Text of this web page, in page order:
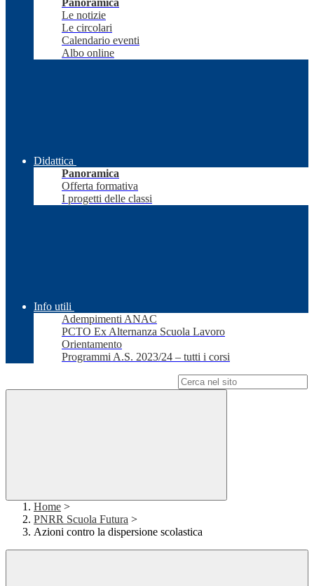
Panoramica
Le notizie
Le circolari
Calendario eventi
Albo online
Didattica
Panoramica
Offerta formativa
I progetti delle classi
Info utili
Adempimenti ANAC
PCTO Ex Alternanza Scuola Lavoro
Orientamento
Programmi A.S. 2023/24 – tutti i corsi
Home >
PNRR Scuola Futura >
Azioni contro la dispersione scolastica